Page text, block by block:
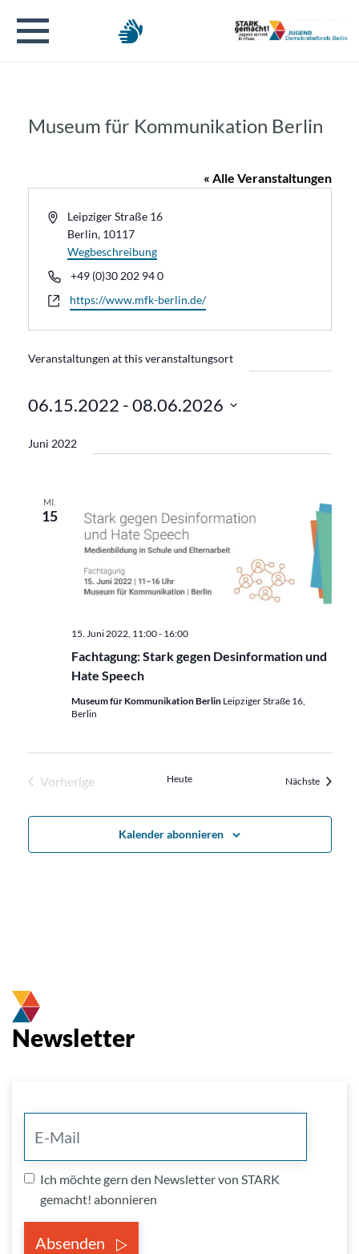
Museum für Kommunikation Berlin
« Alle Veranstaltungen
AddressLeipziger Straße 16
Berlin, 10117
Wegbeschreibung
Telefon+49 (0)30 202 94 0
Webseitehttps://www.mfk-berlin.de/
Veranstaltungen at this veranstaltungsort
06.15.2022 - 08.06.2026
wählen.
Juni 2022
MI.
15
Fachtagung: Stark gegen Desinformation und
Hate Speech
15. Juni 2022, 11:00- 16:00
Museum für Kommunikation Berlin Leipziger Straße 16,
Berlin
Vorherige
Heute Nächste
Kalender abonnieren
Newsletter
Ich möchte gern den Newsletter von STARK
gemacht! abonnieren
Absenden